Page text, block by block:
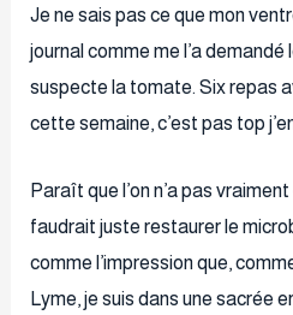
Je ne sais pas ce que mon
journal comme me l’a demandé
suspecte la tomate. Six repas
cette semaine, c’est pas top
Paraît que l’on n’a pas vraiment
faudrait juste restaurer le
comme l’impression que,
Lyme, je suis dans une sacrée